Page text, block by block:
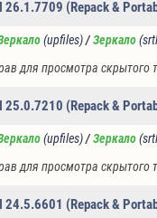
26.1.7709 (Repack &
(upfiles) / Зеркало
для просмотра скрытого
25.0.7210 (Repack &
(upfiles) / Зеркало
для просмотра скрытого
24.5.6601 (Repack &